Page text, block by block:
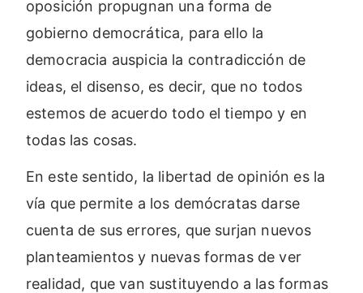
oposición propugnan una forma de
gobierno democrática, para ello la
democracia auspicia la contradicción de
ideas, el disenso, es decir, que no todos
estemos de acuerdo todo el tiempo y en
todas las cosas.
En este sentido, la libertad de opinión es la
vía que permite a los demócratas darse
cuenta de sus errores, que surjan nuevos
planteamientos y nuevas formas de ver
realidad, que van sustituyendo a las formas